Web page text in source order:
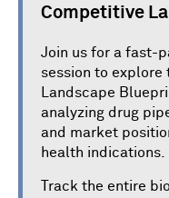
Competitive
Join us for a fast-
session to explore
Landscape
analyzing drug
and market
health indications.
Track the entire